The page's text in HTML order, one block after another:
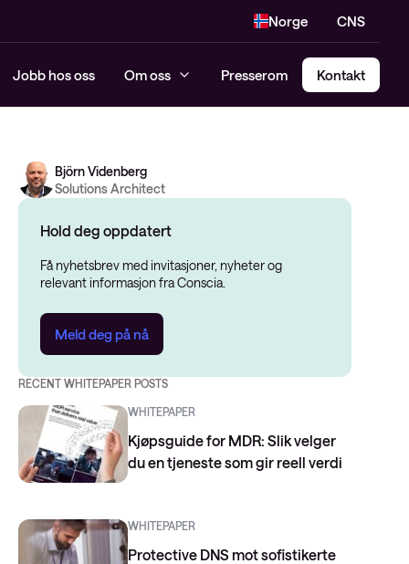
Norge CNS
Jobb hos oss Om oss Presserom Kontakt
Björn Videnberg
Solutions Architect
Hold deg oppdatert
Få nyhetsbrev med invitasjoner, nyheter og
relevant informasjon fra Conscia.
Meld deg på nå
RECENT WHITEPAPER POSTS
WHITEPAPER
Kjøpsguide for MDR: Slik velger
du en tjeneste som gir reell verdi
WHITEPAPER
Protective DNS mot sofistikerte